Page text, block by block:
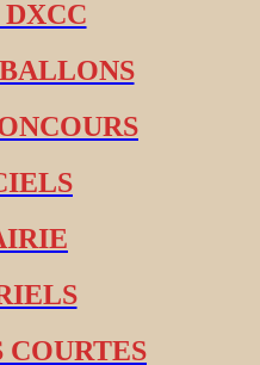
DXCC
COURTES